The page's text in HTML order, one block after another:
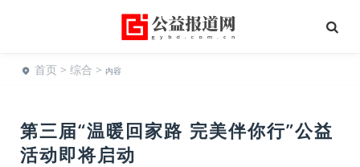
首页 > 综合 > 内容
第三届“温暖回家路 完美伴你行”公益
活动即将启动